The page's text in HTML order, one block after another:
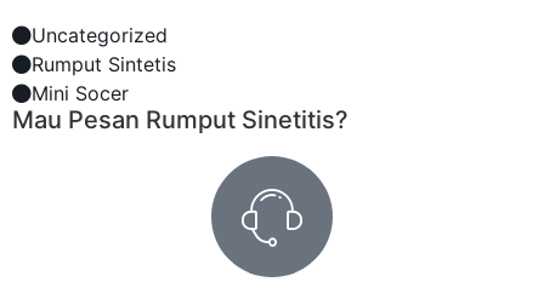
Uncategorized
Rumput Sintetis
Mini Socer
Mau Pesan Rumput Sinetitis?